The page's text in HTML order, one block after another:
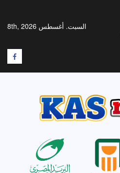
السبت. أغسطس 8th, 2026
F